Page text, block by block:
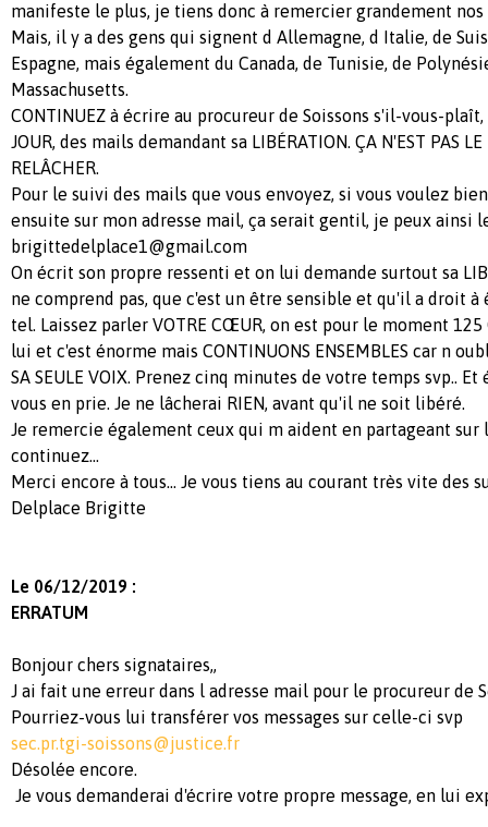
manifeste le plus, je tiens donc à remercier grandement
Mais, il y a des gens qui signent d Allemagne, d Italie, de
Espagne, mais également du Canada, de Tunisie, de
Massachusetts.
CONTINUEZ à écrire au procureur de Soissons s'il-vous-
JOUR, des mails demandant sa LIBÉRATION. ÇA N'EST PAS
RELÂCHER.
Pour le suivi des mails que vous envoyez, si vous voulez
ensuite sur mon adresse mail, ça serait gentil, je peux ainsi
brigittedelplace1@gmail.com
On écrit son propre ressenti et on lui demande surtout sa
ne comprend pas, que c'est un être sensible et qu'il a droit
tel. Laissez parler VOTRE CŒUR, on est pour le moment
lui et c'est énorme mais CONTINUONS ENSEMBLES car n
SA SEULE VOIX. Prenez cinq minutes de votre temps svp..
vous en prie. Je ne lâcherai RIEN, avant qu'il ne soit libéré.
Je remercie également ceux qui m aident en partageant sur
continuez...
Merci encore à tous... Je vous tiens au courant très vite des
Delplace Brigitte
Le 06/12/2019 :
ERRATUM
Bonjour chers signataires,,
J ai fait une erreur dans l adresse mail pour le procureur de
Pourriez-vous lui transférer vos messages sur celle-ci svp
sec.pr.tgi-soissons@justice.fr
Désolée encore.
Je vous demanderai d'écrire votre propre message, en lui